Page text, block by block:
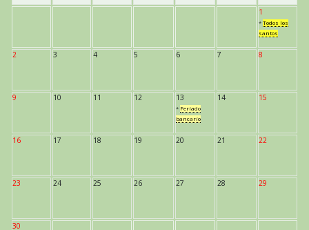
1
* Todos los
santos
2 3 4 5 6 7 8
9 10 11 12 13
* Feriado
bancario
14 15
16 17 18 19 20 21 22
23 24 25 26 27 28 29
30